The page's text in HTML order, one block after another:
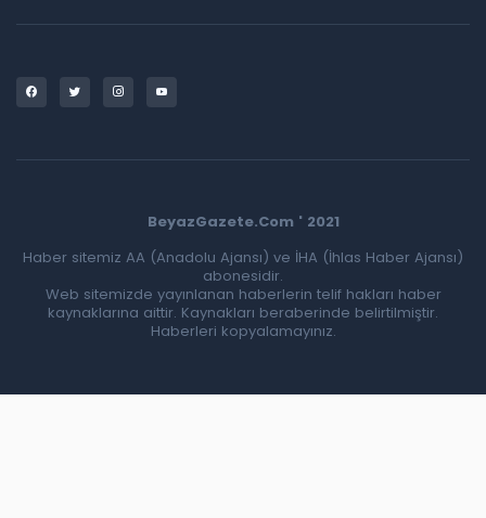
BeyazGazete.Com ' 2021
Haber sitemiz AA (Anadolu Ajansı) ve İHA (İhlas Haber Ajansı)
abonesidir.
Web sitemizde yayınlanan haberlerin telif hakları haber
kaynaklarına aittir. Kaynakları beraberinde belirtilmiştir.
Haberleri kopyalamayınız.